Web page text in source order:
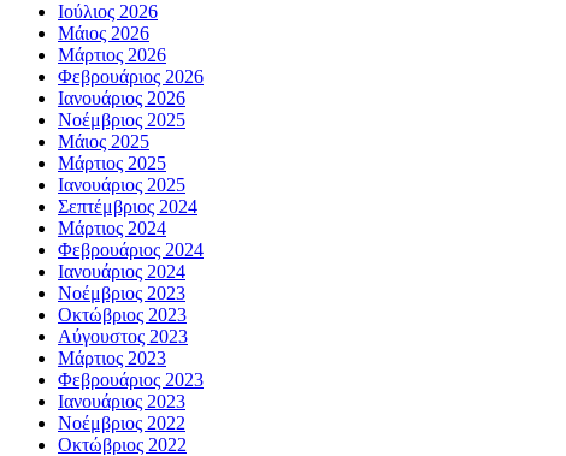
Ιούλιος 2026
Μάιος 2026
Μάρτιος 2026
Φεβρουάριος 2026
Ιανουάριος 2026
Νοέμβριος 2025
Μάιος 2025
Μάρτιος 2025
Ιανουάριος 2025
Σεπτέμβριος 2024
Μάρτιος 2024
Φεβρουάριος 2024
Ιανουάριος 2024
Νοέμβριος 2023
Οκτώβριος 2023
Αύγουστος 2023
Μάρτιος 2023
Φεβρουάριος 2023
Ιανουάριος 2023
Νοέμβριος 2022
Οκτώβριος 2022